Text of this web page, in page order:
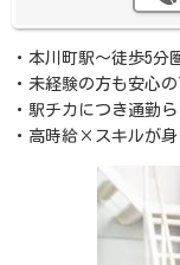
・本川町駅～徒歩5分
・未経験の方も安心
・駅チカにつき通勤ら
・高時給×スキルが